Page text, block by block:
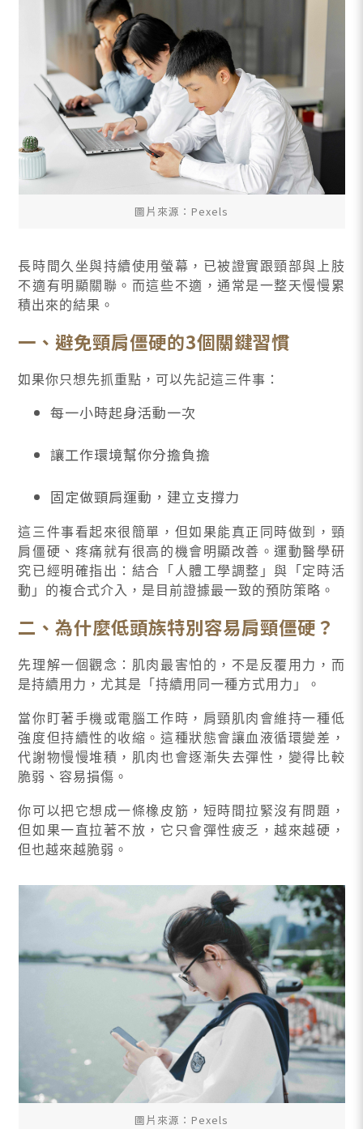
圖片來源：Pexels
長時間久坐與持續使用螢幕，已被證實跟頸部與上肢
不適有明顯關聯。而這些不適，通常是一整天慢慢累
積出來的結果。
一、避免頸肩僵硬的3個關鍵習慣
如果你只想先抓重點，可以先記這三件事：
每一小時起身活動一次
讓工作環境幫你分擔負擔
固定做頸肩運動，建立支撐力
這三件事看起來很簡單，但如果能真正同時做到，頸
肩僵硬、疼痛就有很高的機會明顯改善。運動醫學研
究已經明確指出：結合「人體工學調整」與「定時活
動」的複合式介入，是目前證據最一致的預防策略。
二、為什麼低頭族特別容易肩頸僵硬？
先理解一個觀念：肌肉最害怕的，不是反覆用力，而
是持續用力，尤其是「持續用同一種方式用力」。
當你盯著手機或電腦工作時，肩頸肌肉會維持一種低
強度但持續性的收縮。這種狀態會讓血液循環變差，
代謝物慢慢堆積，肌肉也會逐漸失去彈性，變得比較
脆弱、容易損傷。
你可以把它想成一條橡皮筋，短時間拉緊沒有問題，
但如果一直拉著不放，它只會彈性疲乏，越來越硬，
但也越來越脆弱。
圖片來源：Pexels